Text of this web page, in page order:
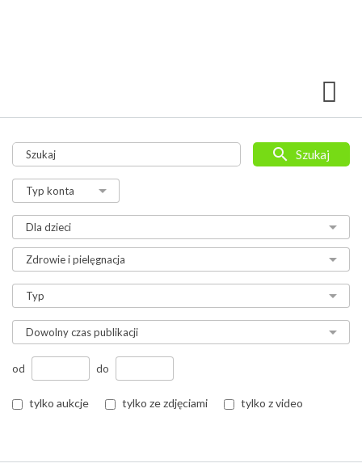
od do
tylko aukcje tylko ze zdjęciami tylko z video
Szukaj